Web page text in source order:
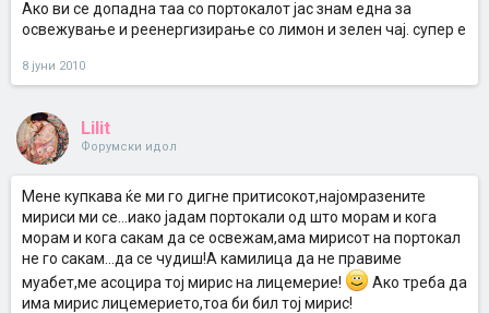
Ако ви се допадна таа со портокалот јас знам една за
освежување и реенергизирање со лимон и зелен чај. супер е
8 јуни 2010
Lilit
Форумски идол
Мене купкава ќе ми го дигне притисокот,најомразените
мириси ми се...иако јадам портокали од што морам и кога
морам и кога сакам да се освежам,ама мирисот на портокал
не го сакам...да се чудиш!А камилица да не правиме
муабет,ме асоцира тој мирис на лицемерие!
Ако треба да
има мирис лицемерието,тоа би бил тој мирис!